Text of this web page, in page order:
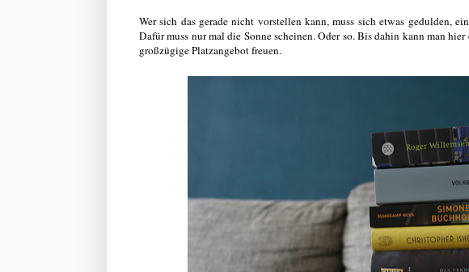
Wer sich das gerade nicht vorstellen kann, muss sich etwas gedulden,
Dafür muss nur mal die Sonne scheinen. Oder so. Bis dahin kann man
großzügige Platzangebot freuen.